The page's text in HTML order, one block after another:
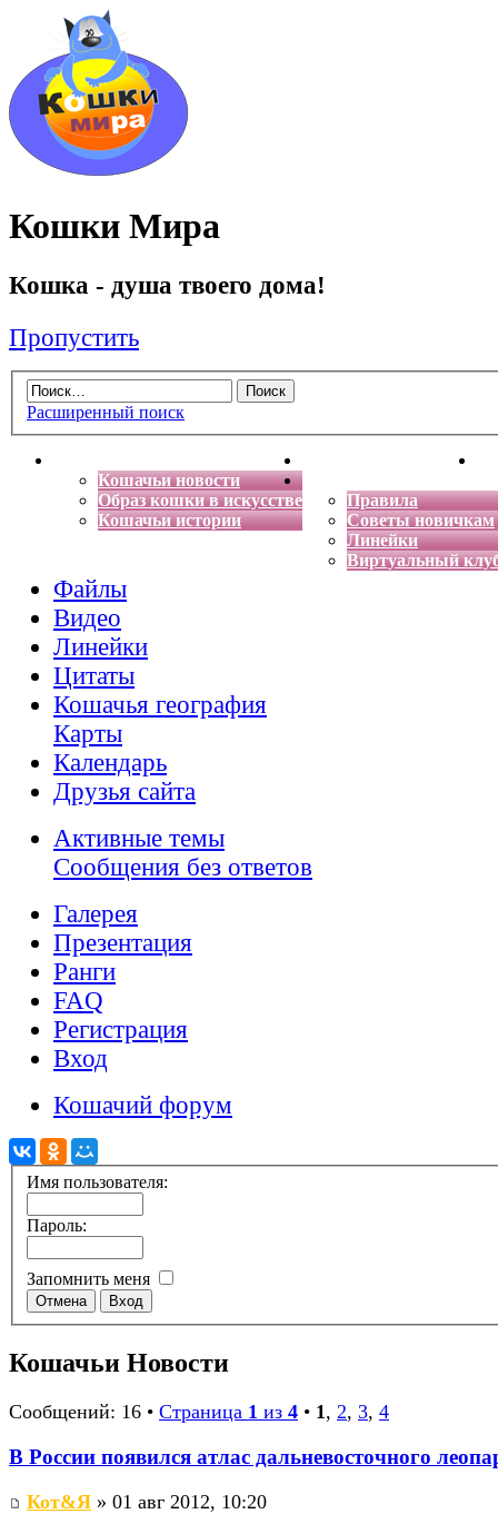
Кошки Мира
Кошка - душа твоего дома!
Пропустить
Расширенный поиск
Кошачьи новости
Образ кошки в искусстве
Кошачьи истории
Энциклопедия кошек
Правила
Советы новичкам
Линейки
Виртуальный
Файлы
Видео
Линейки
Цитаты
Кошачья география
Карты
Календарь
Друзья сайта
Активные темы
Сообщения без ответов
Галерея
Презентация
Ранги
FAQ
Регистрация
Вход
Кошачий форум
Имя пользователя:
Пароль:
Запомнить меня
Кошачьи Новости
Сообщений: 16 • Страница 1 из 4 • 1, 2, 3, 4
В России появился атлас дальневосточного
Кот&Я » 01 авг 2012, 10:20